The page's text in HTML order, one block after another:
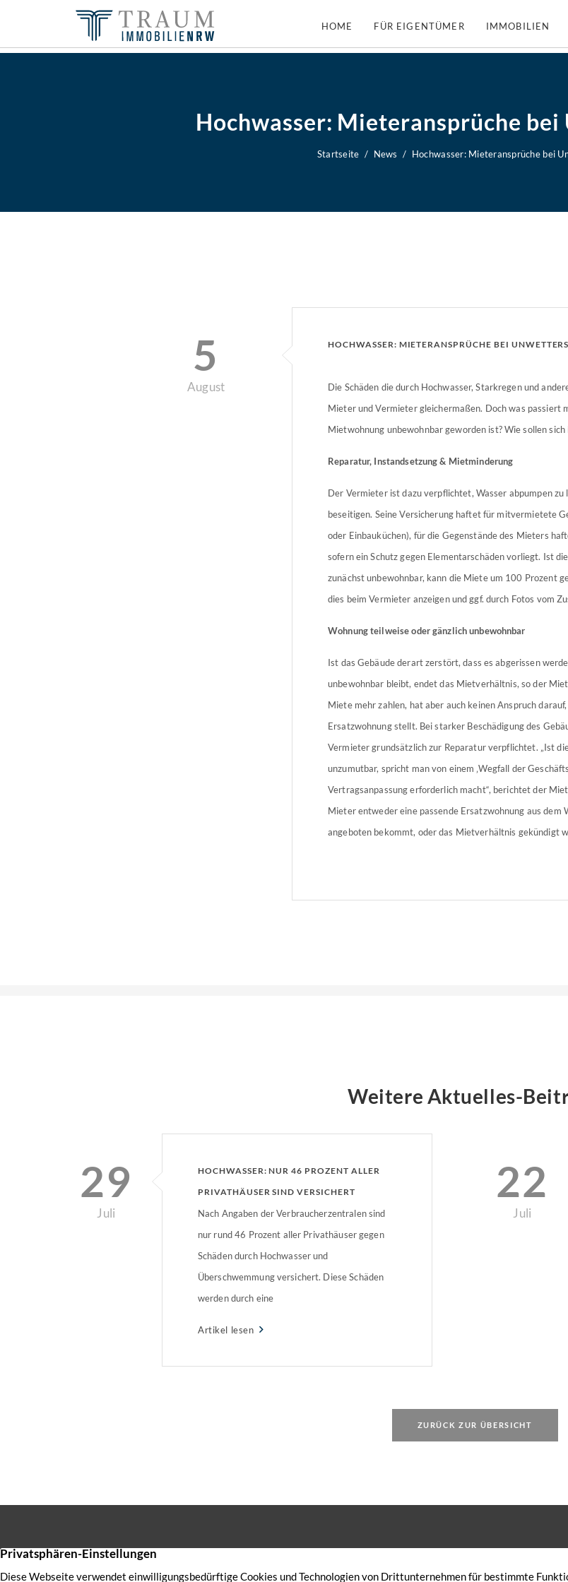
HOME FÜR EIGENTÜMER IMMOBILIEN
Hochwasser: Mieteransprüche
Startseite News Hochwasser: Mieteransprüche bei
5
August
HOCHWASSER: MIETERANSPRÜCHE BEI
Die Schäden die durch Hochwasser, Starkregen und
Mieter und Vermieter gleichermaßen. Doch was passiert
Mietwohnung unbewohnbar geworden ist? Wie sollen
Reparatur, Instandsetzung & Mietminderung
Der Vermieter ist dazu verpflichtet, Wasser abpumpen zu
beseitigen. Seine Versicherung haftet für mitvermietete
oder Einbauküchen), für die Gegenstände des Mieters
sofern ein Schutz gegen Elementarschäden vorliegt. Ist
zunächst unbewohnbar, kann die Miete um 100 Prozent
dies beim Vermieter anzeigen und ggf. durch Fotos vom
Wohnung teilweise oder gänzlich unbewohnbar
Ist das Gebäude derart zerstört, dass es abgerissen
unbewohnbar bleibt, endet das Mietverhältnis, so der
Miete mehr zahlen, hat aber auch keinen Anspruch
Ersatzwohnung stellt. Bei starker Beschädigung des
Vermieter grundsätzlich zur Reparatur verpflichtet. „Ist
unzumutbar, spricht man von einem ‚Wegfall der
Vertragsanpassung erforderlich macht“, berichtet der
Mieter entweder eine passende Ersatzwohnung aus dem
angeboten bekommt, oder das Mietverhältnis gekündigt
Weitere Aktuelles-
29
Juli
HOCHWASSER: NUR 46 PROZENT ALLER
PRIVATHÄUSER SIND VERSICHERT
Nach Angaben der Verbraucherzentralen sind
nur rund 46 Prozent aller Privathäuser gegen
Schäden durch Hochwasser und
Überschwemmung versichert. Diese Schäden
werden durch eine
Artikel lesen
22
Juli
ZURÜCK ZUR ÜBERSICHT